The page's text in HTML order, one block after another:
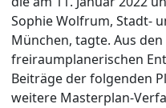
Sophie Wolfrum, Stadt-
München, tagte. Aus
freiraumplanerischen
Beiträge der folgenden
weitere Masterplan-